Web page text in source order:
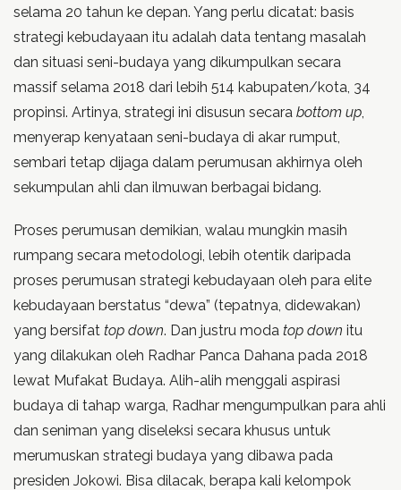
selama 20 tahun ke depan. Yang perlu dicatat: basis
strategi kebudayaan itu adalah data tentang masalah
dan situasi seni-budaya yang dikumpulkan secara
massif selama 2018 dari lebih 514 kabupaten/kota, 34
propinsi. Artinya, strategi ini disusun secara bottom up
menyerap kenyataan seni-budaya di akar rumput,
sembari tetap dijaga dalam perumusan akhirnya oleh
sekumpulan ahli dan ilmuwan berbagai bidang.
Proses perumusan demikian, walau mungkin masih
rumpang secara metodologi, lebih otentik daripada
proses perumusan strategi kebudayaan oleh para elite
kebudayaan berstatus “dewa” (tepatnya, didewakan)
yang bersifat top down. Dan justru moda top down itu
yang dilakukan oleh Radhar Panca Dahana pada 2018
lewat Mufakat Budaya. Alih-alih menggali aspirasi
budaya di tahap warga, Radhar mengumpulkan para ahli
dan seniman yang diseleksi secara khusus untuk
merumuskan strategi budaya yang dibawa pada
presiden Jokowi. Bisa dilacak, berapa kali kelompok